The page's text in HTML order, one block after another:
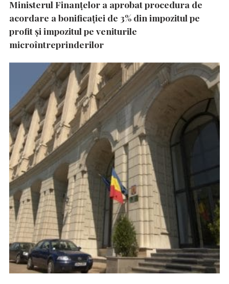
Ministerul Finanțelor a aprobat procedura de
acordare a bonificației de 3% din impozitul pe
profit și impozitul pe veniturile
microîntreprinderilor